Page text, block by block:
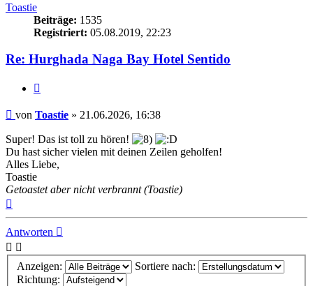
Toastie
Beiträge: 1535
Registriert: 05.08.2019, 22:23
Re: Hurghada Naga Bay Hotel Sentido
Beitrag
von Toastie » 21.06.2026, 16:38
Super! Das ist toll zu hören!
Du hast sicher vielen mit deinen Zeilen geholfen!
Alles Liebe,
Toastie
Getoastet aber nicht verbrannt (Toastie)
Antworten
Anzeigen:
Sortiere nach:
Richtung: